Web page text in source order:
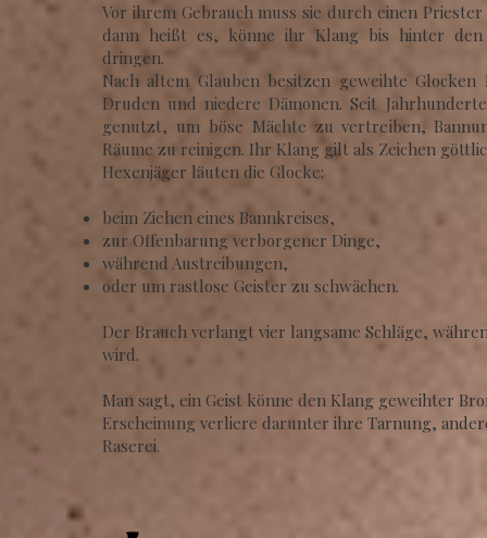
Vor ihrem Gebrauch muss sie durch einen
dann heißt es, könne ihr Klang bis hinter
dringen.
Nach altem Glauben besitzen geweihte
Druden und niedere Dämonen. Seit
genutzt, um böse Mächte zu vertreiben,
Räume zu reinigen. Ihr Klang gilt als Zeichen
Hexenjäger läuten die Glocke:
beim Ziehen eines Bannkreises,
zur Offenbarung verborgener Dinge,
während Austreibungen,
oder um rastlose Geister zu schwächen.
Der Brauch verlangt vier langsame Schläge,
wird.
Man sagt, ein Geist könne den Klang geweihter
Erscheinung verliere darunter ihre Tarnung,
Raserei.